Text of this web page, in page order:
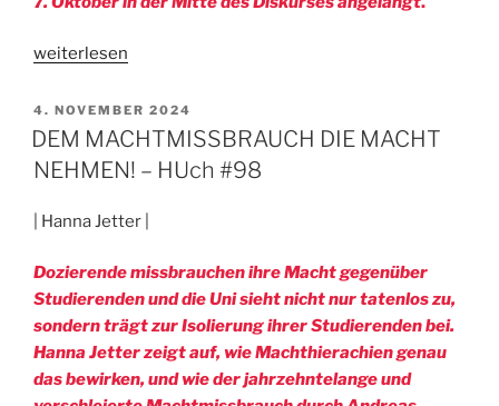
„RENAISSANCE
SCHLECHTEN
IDEE
–
#98“
weiterlesen
VERÖFFENTLICHT
AM
4. NOVEMBER 2024
DEM MACHTMISSBRAUCH DIE MACHT
NEHMEN! – HUch #98
| Hanna Jetter |
Dozierende missbrauchen ihre Macht gegenüber
Studierenden und die Uni sieht nicht nur tatenlos zu,
sondern trägt zur Isolierung ihrer Studierenden bei.
Hanna Jetter zeigt auf, wie Machthierachien genau
das bewirken, und wie der jahrzehntelange und